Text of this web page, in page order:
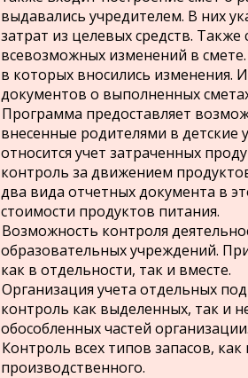
выдавались учредителем. В них
затрат из целевых средств.
всевозможных изменений в
в которых вносились изменения.
документов о выполненных
Программа предоставляет
внесенные родителями в детские
относится учет затраченных
контроль за движением
два вида отчетных документа в
стоимости продуктов питания.
Возможность контроля
образовательных учреждений.
как в отдельности, так и вместе.
Организация учета отдельных
контроль как выделенных, так и
обособленных частей организации.
Контроль всех типов запасов,
производственного.